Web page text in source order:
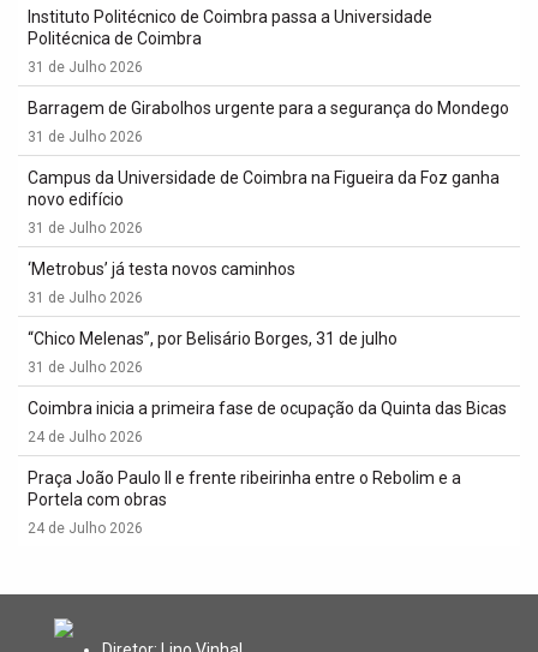
Instituto Politécnico de Coimbra passa a Universidade
Politécnica de Coimbra
31 de Julho 2026
Barragem de Girabolhos urgente para a segurança do Mondego
31 de Julho 2026
Campus da Universidade de Coimbra na Figueira da Foz ganha
novo edifício
31 de Julho 2026
‘Metrobus’ já testa novos caminhos
31 de Julho 2026
“Chico Melenas”, por Belisário Borges, 31 de julho
31 de Julho 2026
Coimbra inicia a primeira fase de ocupação da Quinta das Bicas
24 de Julho 2026
Praça João Paulo II e frente ribeirinha entre o Rebolim e a
Portela com obras
24 de Julho 2026